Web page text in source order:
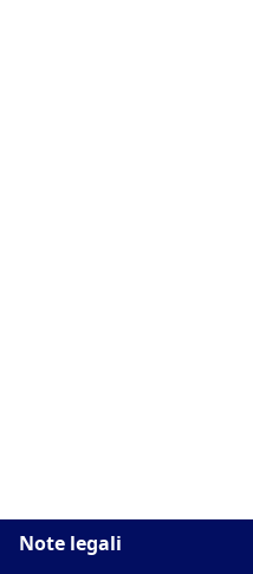
Note legali